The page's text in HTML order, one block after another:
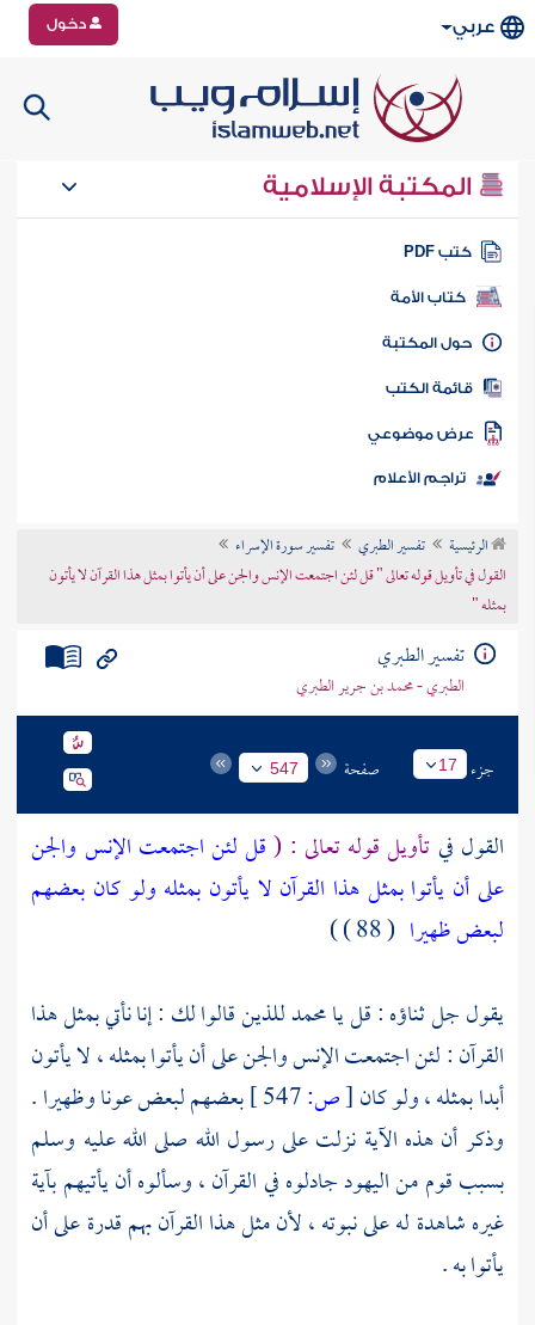
عربي دخول
المكتبة الإسلامية
كتب PDF
كتاب الأمة
المكتبة
الكتب
موضوعي
تراجم الأعلام
الرئيسية تفسير الطبري
تفسير سورة الإسراء
القول في تأويل قوله تعالى " قل لئن اجتمعت الإنس والجن على أن يأتوا بمثل هذا القرآن لا يأتون
بمثله "
تفسير الطبري
الطبري - محمد بن جرير الطبري
جزء 17 صفحة 547
القول فيتأويل قوله تعالى : (قل لئن اجتمعت الإنس والجن
على أن يأتوا بمثل هذا القرآن لا يأتون بمثله ولو كان بعضهم
لبعض ظهيرا ( 88 ) )
يقول جل ثناؤه : قل يامحمدللذين قالوا لك : إنا نأتي بمثل هذا
القرآن : لئن اجتمعت الإنس والجن على أن يأتوا بمثله ، لا يأتون
أبدا بمثله ، ولو كان[ص:
بعضهم لبعض عونا وظهيرا .
وذكر أن هذه الآية نزلت على رسول الله صلى الله عليه وسلم
بسبب قوم مناليهودجادلوه في القرآن ، وسألوه أن يأتيهم بآية
غيره شاهدة له على نبوته ، لأن مثل هذا القرآن بهم قدرة على أن
يأتوا به .